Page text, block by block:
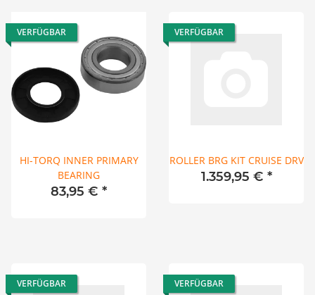
VERFÜGBAR
HI-TORQ INNER PRIMARY
BEARING
83,95 € *
VERFÜGBAR
ROLLER BRG KIT CRUISE DRV
1.359,95 € *
VERFÜGBAR VERFÜGBAR